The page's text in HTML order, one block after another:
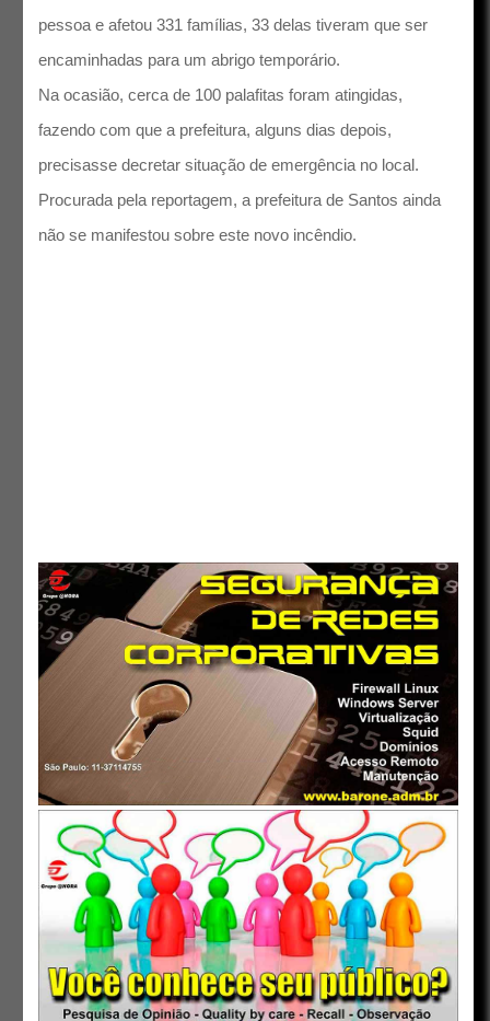
pessoa e afetou 331 famílias, 33 delas tiveram que ser
encaminhadas para um abrigo temporário.
Na ocasião, cerca de 100 palafitas foram atingidas,
fazendo com que a prefeitura, alguns dias depois,
precisasse decretar situação de emergência no local.
Procurada pela reportagem, a prefeitura de Santos ainda
não se manifestou sobre este novo incêndio.